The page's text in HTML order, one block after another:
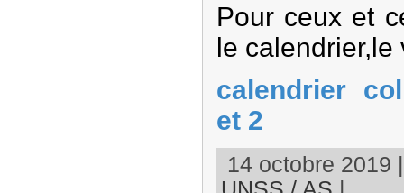
Pour ceux et
le calendrier,le
calendrier
et 2
14 octobre 2019